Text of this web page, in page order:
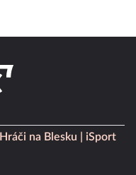
Hráči na Blesku
iSport